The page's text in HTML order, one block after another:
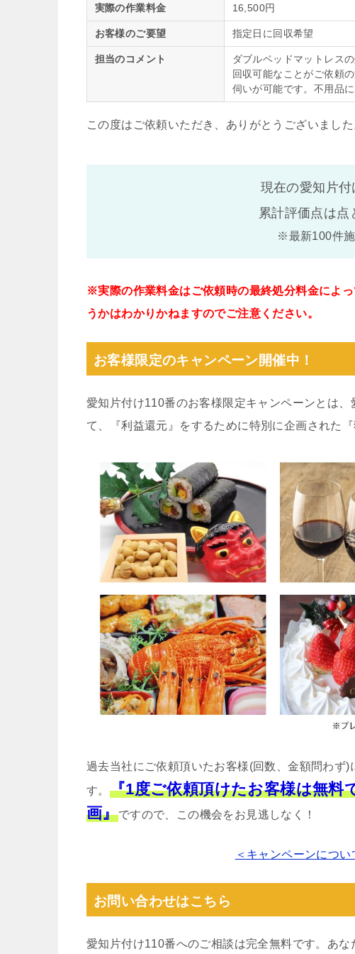
実際の作業料金 16,500円
お客様のご要望 指定日に回収希望
担当のコメント
ダブルベッドマットレス
回収可能なことがご依頼
伺いが可能です。不用品
この度はご依頼いただき、ありがとうございました
現在の愛知片
累計評価点は点
※最新100件
※実際の作業料金はご依頼時の最終処分料金によ
うかはわかりかねますのでご注意ください。
お客様限定のキャンペーン開催中！
愛知片付け110番のお客様限定キャンペーンとは
て、『利益還元』をするために特別に企画された
過去当社にご依頼頂いたお客様(回数、金額問わず
す。 『1度ご依頼頂けたお客様は無料
画』ですので、この機会をお見逃しなく！
＜キャンペーンにつ
お問い合わせはこちら
愛知片付け110番へのご相談は完全無料です。あ